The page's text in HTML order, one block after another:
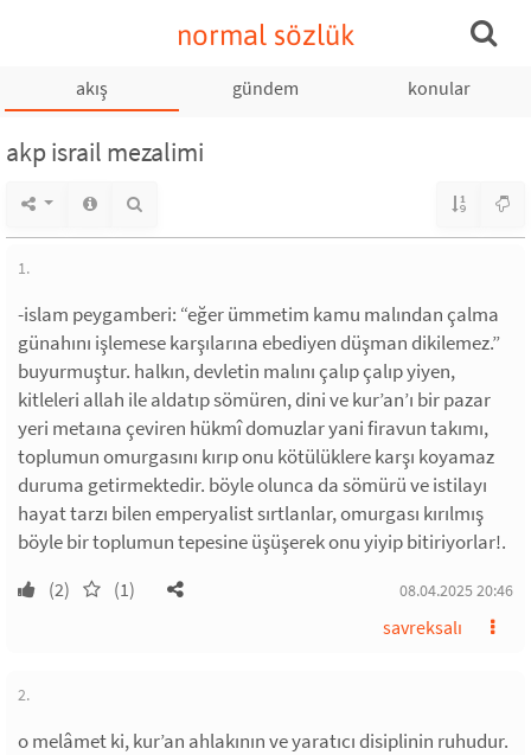
normal sözlük
akış gündem konular
akp israil mezalimi
1.
-islam peygamberi: “eğer ümmetim kamu malından çalma
günahını işlemese karşılarına ebediyen düşman dikilemez.”
buyurmuştur. halkın, devletin malını çalıp çalıp yiyen,
kitleleri allah ile aldatıp sömüren, dini ve kur’an’ı bir pazar
yeri metaına çeviren hükmî domuzlar yani firavun takımı,
toplumun omurgasını kırıp onu kötülüklere karşı koyamaz
duruma getirmektedir. böyle olunca da sömürü ve istilayı
hayat tarzı bilen emperyalist sırtlanlar, omurgası kırılmış
böyle bir toplumun tepesine üşüşerek onu yiyip bitiriyorlar!.
(2) (1) 08.04.2025 20:46
savreksalı
2.
o melâmet ki, kur’an ahlakının ve yaratıcı disiplinin ruhudur.